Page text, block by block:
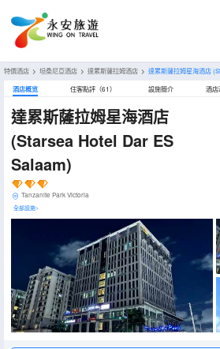
特價酒店 > 坦桑尼亞酒店 > 達累斯薩拉姆酒店 > 達累斯薩拉姆星海酒店
酒店概览 住客點評（61） 設施簡介 酒店
達累斯薩拉姆星海酒店
(Starsea Hotel Dar ES
Salaam)
Tanzanite Park Victoria
全部設施>